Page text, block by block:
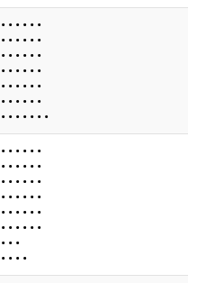
• • • • • •
• • • • • •
• • • • • •
• • • • • •
• • • • • •
• • • • • •
• • • • • • •
• • • • • •
• • • • • •
• • • • • •
• • • • • •
• • • • • •
• • • • • •
• • •
• • • •